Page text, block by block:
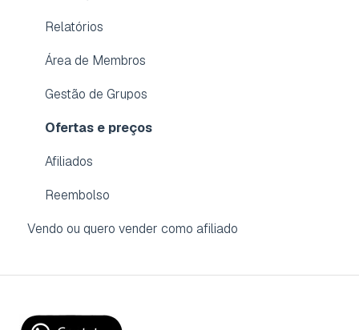
Relatórios
Área de Membros
Gestão de Grupos
Ofertas e preços
Afiliados
Reembolso
Vendo ou quero vender como afiliado